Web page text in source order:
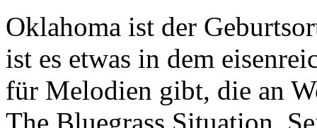
Oklahoma ist der
ist es etwas in dem
für Melodien gibt, die an